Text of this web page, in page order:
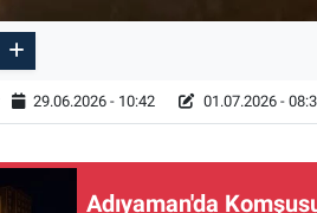
29.06.2026 - 10:42 01.07.2026 -
Adıyaman'da